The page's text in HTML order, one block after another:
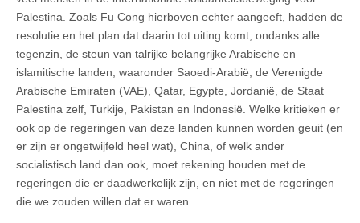
Palestina. Zoals Fu Cong hierboven echter aangeeft, hadden de
resolutie en het plan dat daarin tot uiting komt, ondanks alle
tegenzin, de steun van talrijke belangrijke Arabische en
islamitische landen, waaronder Saoedi-Arabië, de Verenigde
Arabische Emiraten (VAE), Qatar, Egypte, Jordanië, de Staat
Palestina zelf, Turkije, Pakistan en Indonesië. Welke kritieken er
ook op de regeringen van deze landen kunnen worden geuit (en
er zijn er ongetwijfeld heel wat), China, of welk ander
socialistisch land dan ook, moet rekening houden met de
regeringen die er daadwerkelijk zijn, en niet met de regeringen
die we zouden willen dat er waren.